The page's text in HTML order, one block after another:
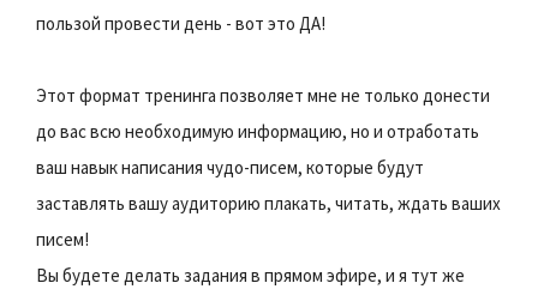
пользой провести день - вот это ДА!
Этот формат тренинга позволяет мне не только донести
до вас всю необходимую информацию, но и отработать
ваш навык написания чудо-писем, которые будут
заставлять вашу аудиторию плакать, читать, ждать ваших
писем!
Вы будете делать задания в прямом эфире, и я тут же